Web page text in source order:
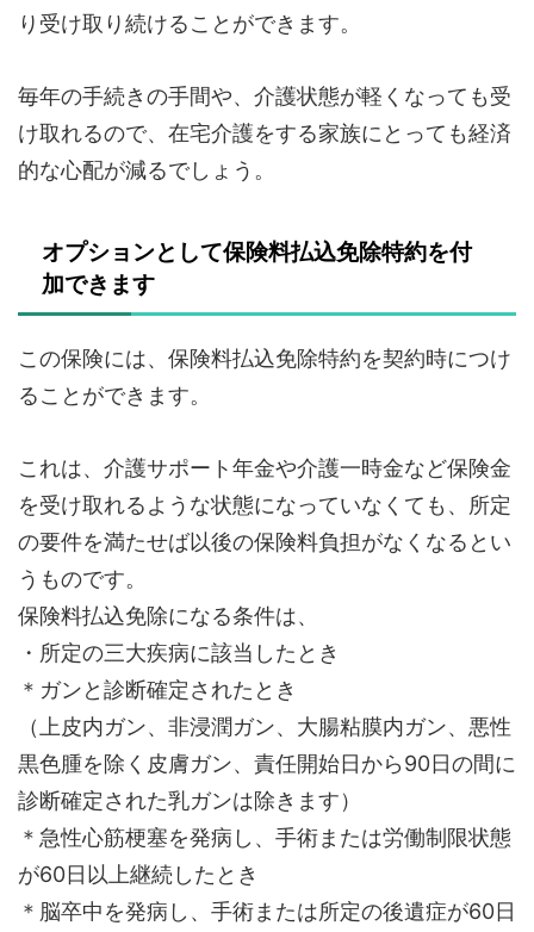
り受け取り続けることができます。
毎年の手続きの手間や、介護状態が軽くなっても受
け取れるので、在宅介護をする家族にとっても経済
的な心配が減るでしょう。
オプションとして保険料払込免除特約を付
加できます
この保険には、保険料払込免除特約を契約時につけ
ることができます。
これは、介護サポート年金や介護一時金など保険金
を受け取れるような状態になっていなくても、所定
の要件を満たせば以後の保険料負担がなくなるとい
うものです。
保険料払込免除になる条件は、
・所定の三大疾病に該当したとき
＊ガンと診断確定されたとき
（上皮内ガン、非浸潤ガン、大腸粘膜内ガン、悪性
黒色腫を除く皮膚ガン、責任開始日から90日の間に
診断確定された乳ガンは除きます）
＊急性心筋梗塞を発病し、手術または労働制限状態
が60日以上継続したとき
＊脳卒中を発病し、手術または所定の後遺症が60日